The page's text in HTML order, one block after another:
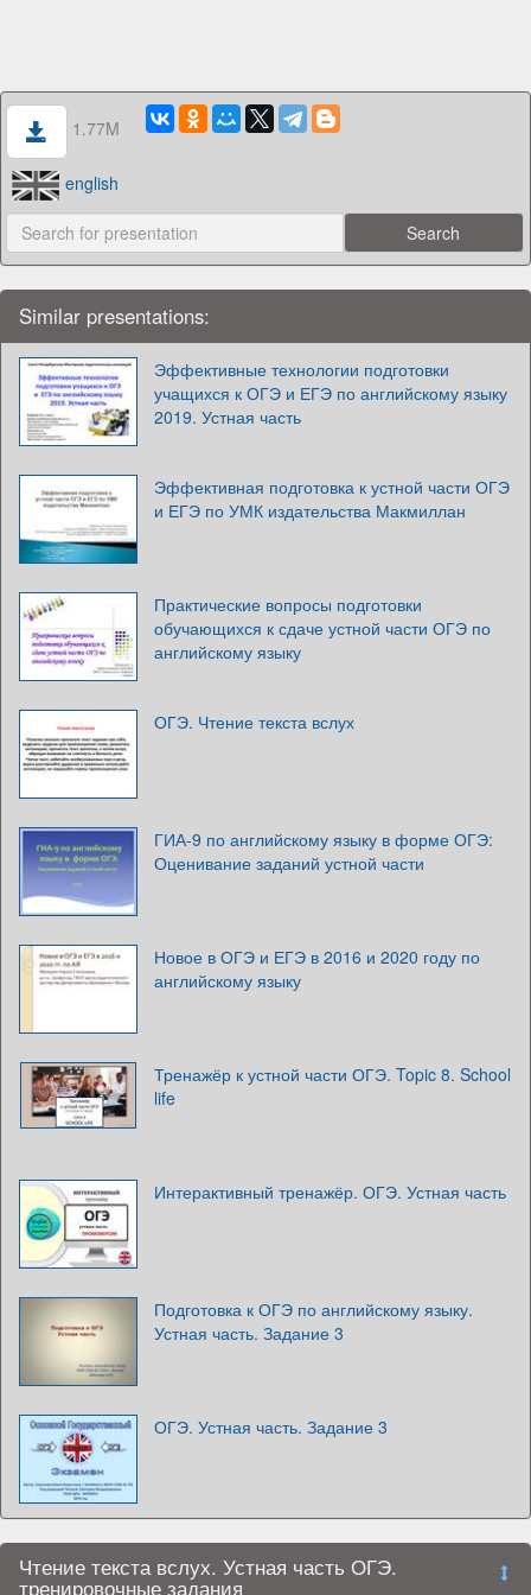
1.77M
english
Similar presentations:
Эффективные технологии подготовки
учащихся к ОГЭ и ЕГЭ по английскому языку
2019. Устная часть
Эффективная подготовка к устной части ОГЭ
и ЕГЭ по УМК издательства Макмиллан
Практические вопросы подготовки
обучающихся к сдаче устной части ОГЭ по
английскому языку
ОГЭ. Чтение текста вслух
ГИА-9 по английскому языку в форме ОГЭ:
Оценивание заданий устной части
Новое в ОГЭ и ЕГЭ в 2016 и 2020 году по
английскому языку
Тренажёр к устной части ОГЭ. Topic 8. School
life
Интерактивный тренажёр. ОГЭ. Устная часть
Подготовка к ОГЭ по английскому языку.
Устная часть. Задание 3
ОГЭ. Устная часть. Задание 3
Чтение текста вслух. Устная часть ОГЭ.
тренировочные задания